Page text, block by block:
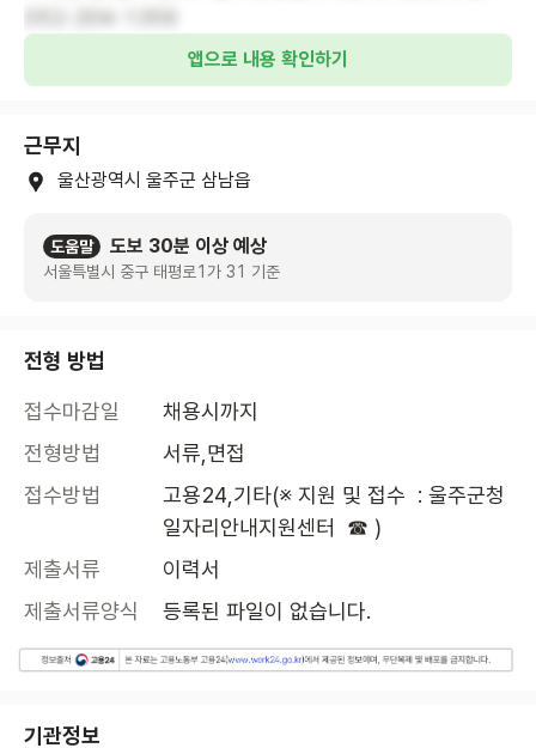
앱으로 내용 확인하기
근무지
울산광역시 울주군 삼남읍
도움말 도보 30분 이상 예상
서울특별시 중구 태평로1가 31 기준
전형 방법
접수마감일
채용시까지
전형방법
서류,면접
접수방법
고용24,기타(※ 지원 및 접수  : 울주군청
일자리안내지원센터  ☎ )
제출서류
이력서
제출서류양식
등록된 파일이 없습니다.
기관정보